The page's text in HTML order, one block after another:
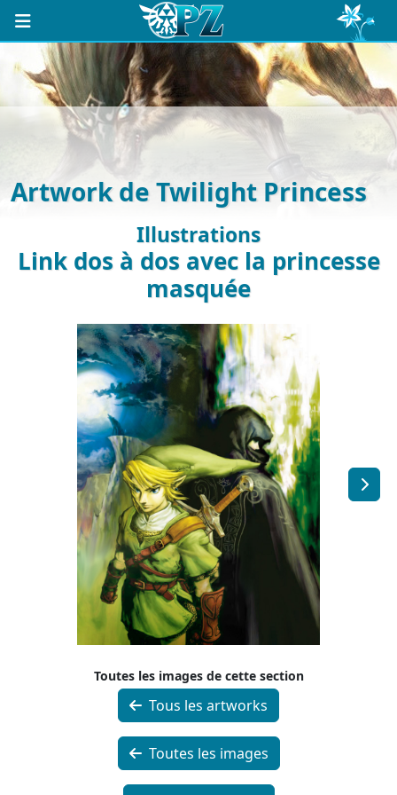
Artwork de Twilight Princess
Illustrations
Link dos à dos avec la princesse
masquée
Toutes les images de cette section
Tous les artworks
Toutes les images